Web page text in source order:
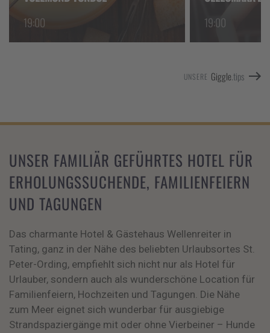
19:00
19:00
UNSERE Giggle.tips
UNSER FAMILIÄR GEFÜHRTES HOTEL FÜR
ERHOLUNGSSUCHENDE, FAMILIENFEIERN
UND TAGUNGEN
Das charmante Hotel & Gästehaus Wellenreiter in
Tating, ganz in der Nähe des beliebten Urlaubsortes St.
Peter-Ording, empfiehlt sich nicht nur als Hotel für
Urlauber, sondern auch als wunderschöne Location für
Familienfeiern, Hochzeiten und Tagungen. Die Nähe
zum Meer eignet sich wunderbar für ausgiebige
Strandspaziergänge mit oder ohne Vierbeiner – Hunde